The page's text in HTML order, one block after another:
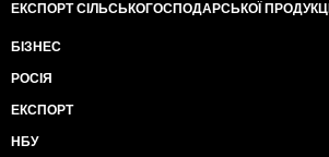
ЕКСПОРТ СІЛЬСЬКОГОСПОДАРСЬКОЇ ПРОДУКЦІЇ
БІЗНЕС
РОСІЯ
ЕКСПОРТ
НБУ